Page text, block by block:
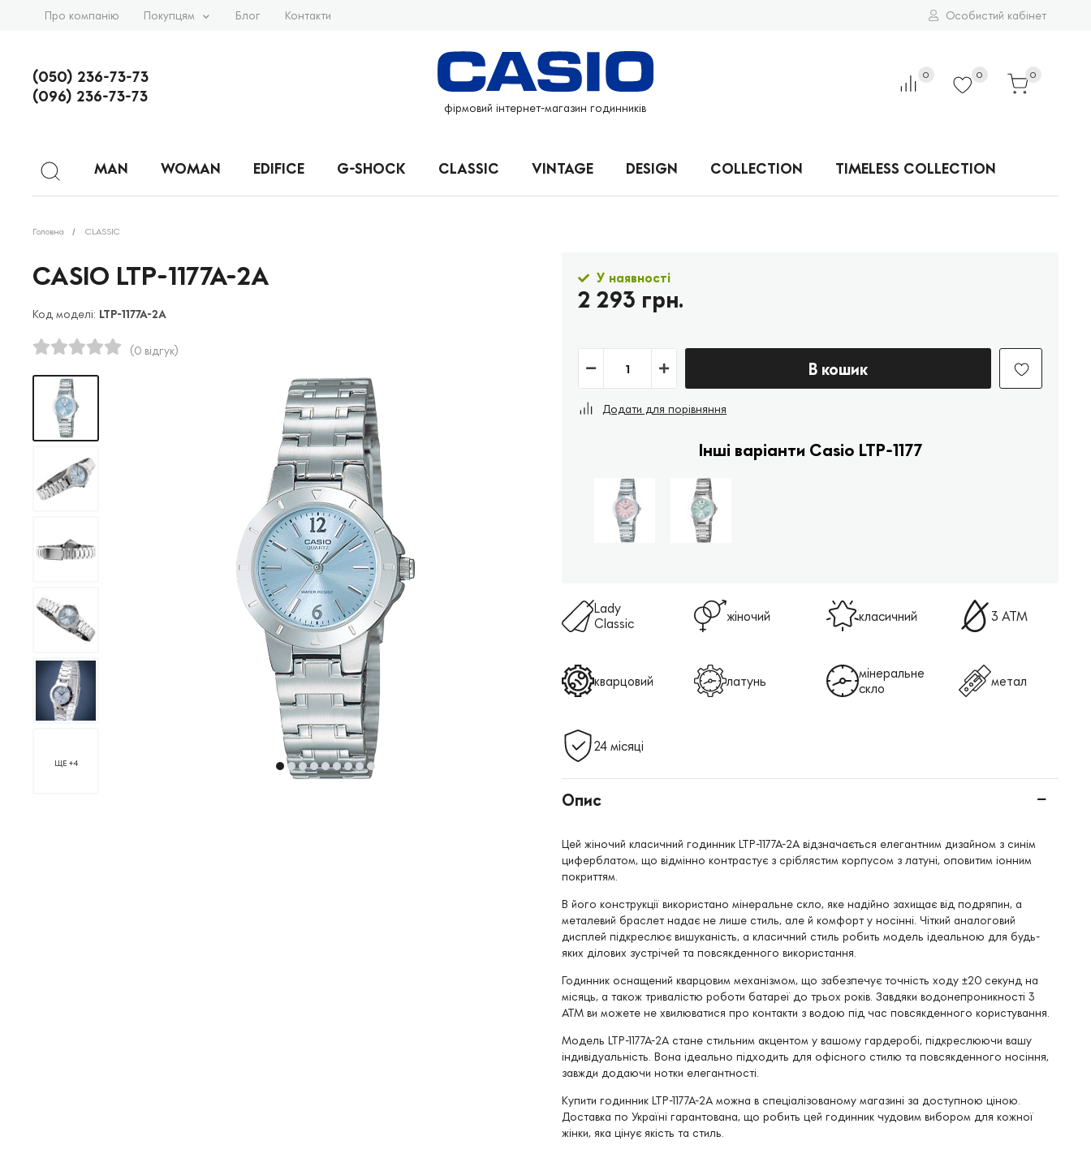
Про компанію Покупцям Блог Контакти Особистий кабінет
(050) 236-73-73
(096) 236-73-73
фірмовий інтернет-магазин годинників
0 0 0
MAN WOMAN EDIFICE G-SHOCK CLASSIC VINTAGE DESIGN COLLECTION TIMELESS COLLECTION
Головна CLASSIC
CASIO LTP-1177A-2A
Код моделі: LTP-1177A-2A
(0 відгук)
ЩЕ +4
У наявності
2 293 грн.
В кошик
Додати для порівняння
Інші варіанти Casio LTP-1177
Lady
Classic
жіночий класичний 3 АТМ
кварцовий латунь
мінеральне
скло
метал
24 місяці
Опис
Цей жіночий класичний годинник LTP-1177A-2A відзначається елегантним дизайном з синім
циферблатом, що відмінно контрастує з сріблястим корпусом з латуні, оповитим іонним
покриттям.
В його конструкції використано мінеральне скло, яке надійно захищає від подряпин, а
металевий браслет надає не лише стиль, але й комфорт у носінні. Чіткий аналоговий
дисплей підкреслює вишуканість, а класичний стиль робить модель ідеальною для будь-
яких ділових зустрічей та повсякденного використання.
Годинник оснащений кварцовим механізмом, що забезпечує точність ходу ±20 секунд на
місяць, а також тривалістю роботи батареї до трьох років. Завдяки водонепроникності 3
ATM ви можете не хвилюватися про контакти з водою під час повсякденного користування.
Модель LTP-1177A-2A стане стильним акцентом у вашому гардеробі, підкреслюючи вашу
індивідуальність. Вона ідеально підходить для офісного стилю та повсякденного носіння,
завжди додаючи нотки елегантності.
Купити годинник LTP-1177A-2A можна в спеціалізованому магазині за доступною ціною.
Доставка по Україні гарантована, що робить цей годинник чудовим вибором для кожної
жінки, яка цінує якість та стиль.